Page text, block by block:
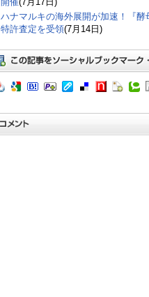
ハナマルキの海外展開が加速！『
特許査定を受領(7月14日)